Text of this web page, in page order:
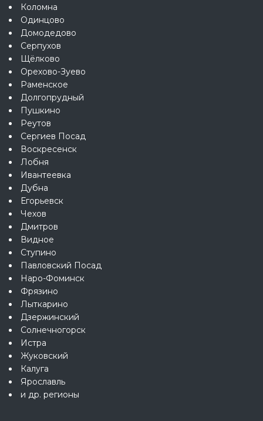
Коломна
Одинцово
Домодедово
Серпухов
Щёлково
Орехово-Зуево
Раменское
Долгопрудный
Пушкино
Реутов
Сергиев Посад
Воскресенск
Лобня
Ивантеевка
Дубна
Егорьевск
Чехов
Дмитров
Видное
Ступино
Павловский Посад
Наро-Фоминск
Фрязино
Лыткарино
Дзержинский
Солнечногорск
Истра
Жуковский
Калуга
Ярославль
и др. регионы